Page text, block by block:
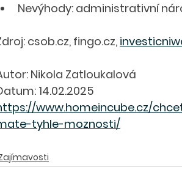
Nevýhody: administrativní
csob.cz, fingo.cz,
Nikola Zatloukalová
14.02.2025
www.homeincube.cz/
tyhle-moznosti/